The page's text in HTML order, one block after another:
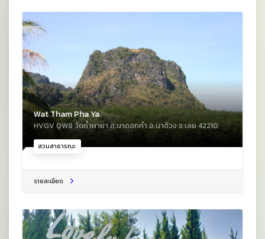
สวนสาธารณะ
Wat Tham Pha Ya
HVGV QW8 วัดถ้ำผายา ต.นาดอกคำ อ.นาด้วง จ.เลย 42210
รายละเอียด